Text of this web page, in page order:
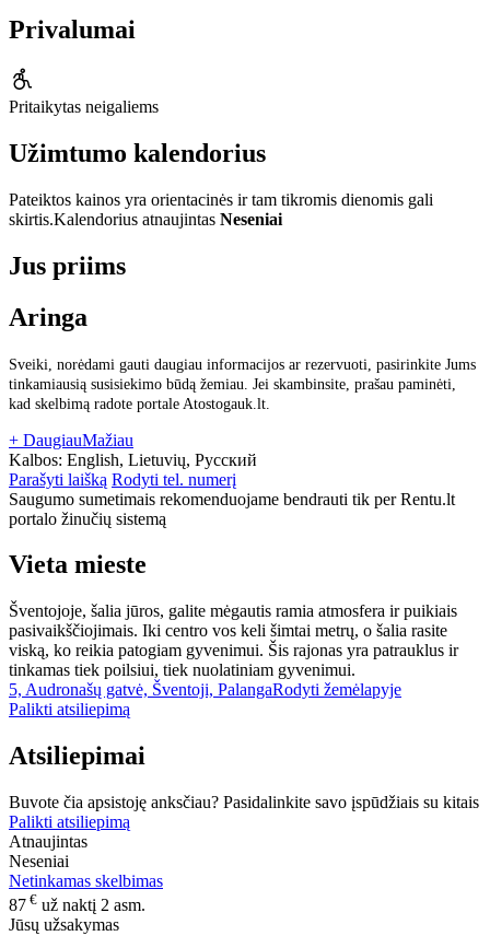
Privalumai
Pritaikytas neigaliems
Užimtumo kalendorius
Pateiktos kainos yra orientacinės ir tam tikromis dienomis gali
skirtis.Kalendorius atnaujintas Neseniai
Jus priims
Aringa
Sveiki, norėdami gauti daugiau informacijos ar rezervuoti, pasirinkite Jums
tinkamiausią susisiekimo būdą žemiau. Jei skambinsite, prašau paminėti,
kad skelbimą radote portale Atostogauk.lt.
+ DaugiauMažiau
Kalbos: English, Lietuvių, Русский
Parašyti laišką Rodyti tel. numerį
Saugumo sumetimais rekomenduojame bendrauti tik per Rentu.lt
portalo žinučių sistemą
Vieta mieste
Šventojoje, šalia jūros, galite mėgautis ramia atmosfera ir puikiais
pasivaikščiojimais. Iki centro vos keli šimtai metrų, o šalia rasite
viską, ko reikia patogiam gyvenimui. Šis rajonas yra patrauklus ir
tinkamas tiek poilsiui, tiek nuolatiniam gyvenimui.
5, Audronašų gatvė, Šventoji, PalangaRodyti žemėlapyje
Palikti atsiliepimą
Atsiliepimai
Buvote čia apsistoję anksčiau? Pasidalinkite savo įspūdžiais su kitais
Palikti atsiliepimą
Atnaujintas
Neseniai
Netinkamas skelbimas
87 € už naktį 2 asm.
Jūsų užsakymas